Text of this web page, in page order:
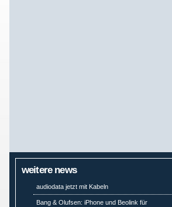
weitere news
audiodata jetzt mit Kabeln
Bang & Olufsen: iPhone und Beolink für